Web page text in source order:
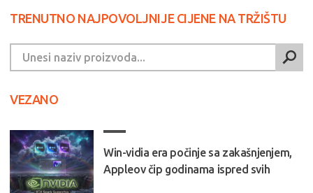
TRENUTNO NAJPOVOLJNIJE CIJENE NA TRŽIŠTU
VEZANO
Win-vidia era počinje sa zakašnjenjem,
Appleov čip godinama ispred svih